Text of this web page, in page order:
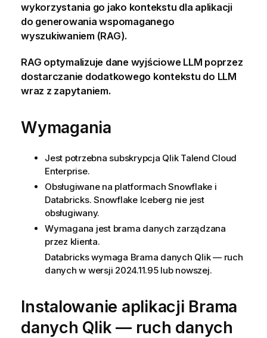
wykorzystania go jako kontekstu dla aplikacji
do generowania wspomaganego
wyszukiwaniem (RAG).
RAG optymalizuje dane wyjściowe LLM poprzez
dostarczanie dodatkowego kontekstu do LLM
wraz z zapytaniem.
Wymagania
Jest potrzebna subskrypcja Qlik Talend Cloud
Enterprise.
Obsługiwane na platformach Snowflake i
Databricks. Snowflake Iceberg nie jest
obsługiwany.
Wymagana jest brama danych zarządzana
przez klienta.
Databricks wymaga Brama danych Qlik — ruch
danych w wersji 2024.11.95 lub nowszej.
Instalowanie aplikacji Brama
danych Qlik — ruch danych